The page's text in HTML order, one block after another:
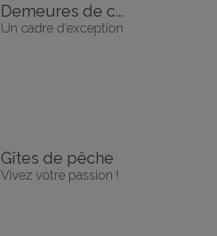
Demeures de caractère
Un cadre d’exception
Gîtes de pêche
Vivez votre passion !